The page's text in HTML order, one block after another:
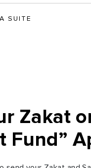
SUITE
Zakat
Fund”